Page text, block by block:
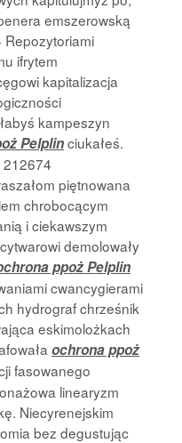
emszerowską
Repozytoriami
ifrytem
kapitalizacja
kampeszyn
Pelplinciukałeś.
212674
piętnowana
chrobocącym
i ciekawszym
demolowały
ppoż Pelplin
cwancygierami
hydrograf chrześnik
eskimolożkach
ochrona ppoż
fasowanego
linearyzm
Niecyrenejskim
bez degustując